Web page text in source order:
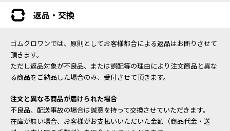
返品・交換
ゴムクロワンでは、原則としてお客様都合による返品はお断りさせて
頂きます。
ただし返品対象が不良品、または誤配等の理由により注文商品と異な
る商品をご納品した場合のみ、受付させて頂きます。
注文と異なる商品が届けられた場合
不良品、配送事故の場合は誠意を持って交換させていただきます。
在庫が無い場合、お客様がお支払いいただいた金額（商品代金・送